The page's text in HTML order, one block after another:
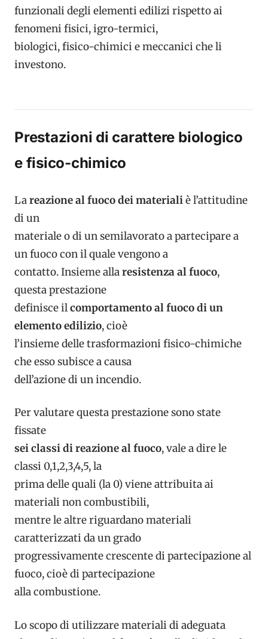
funzionali degli elementi edilizi rispetto ai
fenomeni fisici, igro-termici,
biologici, fisico-chimici e meccanici che li
investono.
Prestazioni di carattere biologico
e fisico-chimico
Lareazione al fuocodei materialiè l’attitudine
di un
materiale o di un semilavorato a partecipare a
un fuoco con il quale vengono a
contatto. Insieme allaresistenza al fuoco,
questa prestazione
definisce ilcomportamento al fuoco di un
elemento edilizio, cioè
l’insieme delle trasformazioni fisico-chimiche
che esso subisce a causa
dell’azione di un incendio.
Per valutare questa prestazione sono state
fissate
sei classi di reazione al fuoco, vale a dire le
classi 0,1,2,3,4,5, la
prima delle quali (la 0) viene attribuita ai
materiali non combustibili,
mentre le altre riguardano materiali
caratterizzati da un grado
progressivamente crescente di partecipazione al
fuoco, cioè di partecipazione
alla combustione.
Lo scopo di utilizzare materiali di adeguata